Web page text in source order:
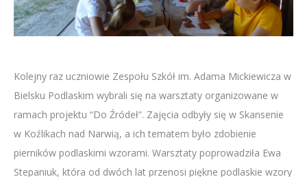
Kolejny raz uczniowie Zespołu Szkół im. Adama Mickiewicza w
Bielsku Podlaskim wybrali się na warsztaty organizowane w
ramach projektu “Do Źródeł”. Zajęcia odbyły się w Skansenie
w Koźlikach nad Narwią, a ich tematem było zdobienie
pierników podlaskimi wzorami. Warsztaty poprowadziła Ewa
Stepaniuk, która od dwóch lat przenosi piękne podlaskie wzory